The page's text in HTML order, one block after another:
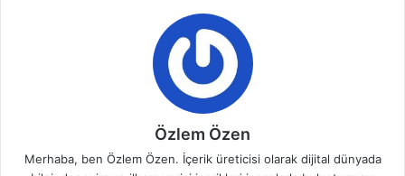
Özlem Özen
Merhaba, ben Özlem Özen. İçerik üreticisi olarak dijital dünyada